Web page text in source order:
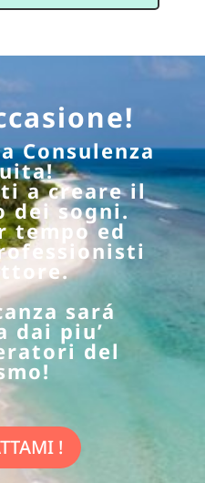
Consulenza
a creare il
dei sogni.
tempo ed
sará
dai piu’
del
!